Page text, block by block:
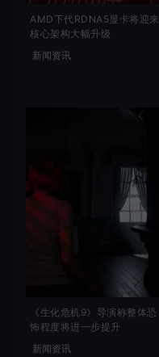
AMD下代RDNA5显卡将迎来
核心架构大幅升级
新闻资讯
《生化危机9》导演称整体恐
怖程度将进一步提升
新闻资讯